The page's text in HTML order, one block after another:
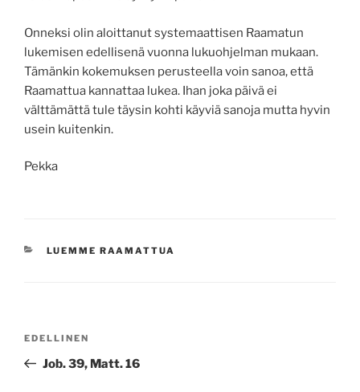
Onneksi olin aloittanut systemaattisen Raamatun
lukemisen edellisenä vuonna lukuohjelman mukaan.
Tämänkin kokemuksen perusteella voin sanoa, että
Raamattua kannattaa lukea. Ihan joka päivä ei
välttämättä tule täysin kohti käyviä sanoja mutta hyvin
usein kuitenkin.
Pekka
KATEGORIAT
LUEMME RAAMATTUA
Edellinen
artikkeli
EDELLINEN
Job. 39, Matt. 16